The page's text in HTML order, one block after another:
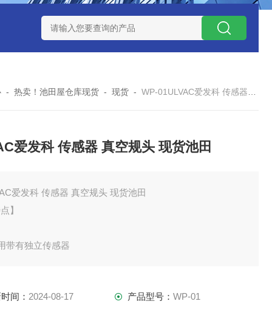
锆陶瓷研磨球 AGB-K-0.4-C01-Q69全新！！TORAY东丽
-热卖！池田屋仓库现货 -现货 -WP-01ULVAC爱发科 传感器 真空规头 现货池田
爱发科 传感器 真空规头 现货池田
爱发科 传感器 真空规头 现货池田
】
带有独立传感器
间： 2024-08-17 产品型号： WP-01